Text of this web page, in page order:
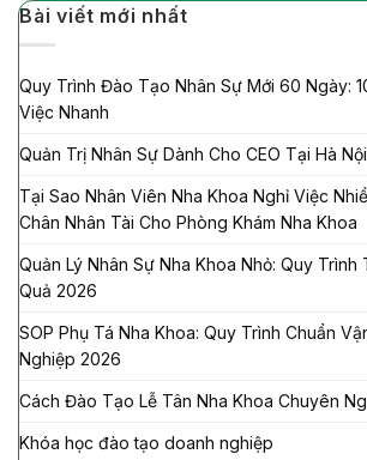
Bài viết mới nhất
Quy Trình Đào Tạo Nhân Sự Mới 60 Ngày:
Việc Nhanh
Quản Trị Nhân Sự Dành Cho CEO Tại Hà
Tại Sao Nhân Viên Nha Khoa Nghỉ Việc
Chân Nhân Tài Cho Phòng Khám Nha Khoa
Quản Lý Nhân Sự Nha Khoa Nhỏ: Quy Trình
Quả 2026
SOP Phụ Tá Nha Khoa: Quy Trình Chuẩn
Nghiệp 2026
Cách Đào Tạo Lễ Tân Nha Khoa Chuyên
Khóa học đào tạo doanh nghiệp